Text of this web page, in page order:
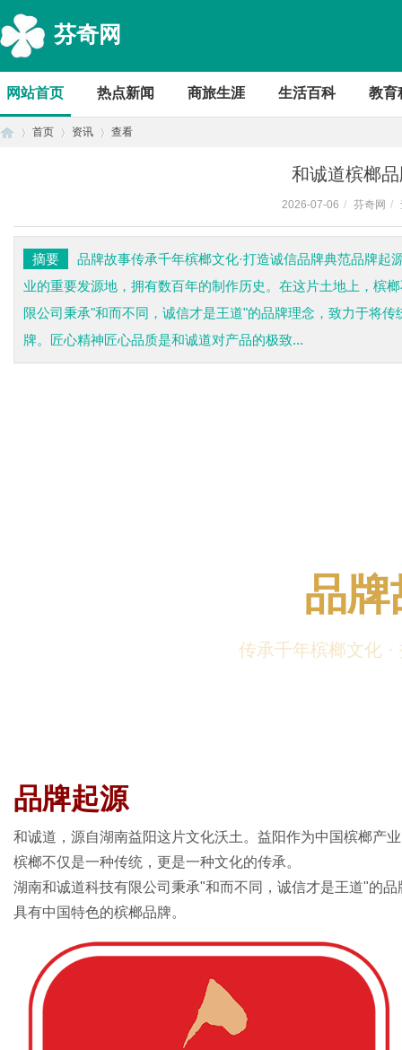
芬奇网
网站首页 热点新闻 商旅生涯 生活百科 教育
首页 资讯 查看
和诚道槟榔
2026-07-06 / 芬奇网 /
摘要
品牌故事传承千年槟榔文化·打造诚信品牌典范品牌
业的重要发源地，拥有数百年的制作历史。在这片土地上，槟
限公司秉承"和而不同，诚信才是王道"的品牌理念，致力于将
牌。匠心精神匠心品质是和诚道对产品的极致...
品牌
传承千年槟榔文化
品牌起源
和诚道，源自湖南益阳这片文化沃土。益阳作为中国槟榔产
槟榔不仅是一种传统，更是一种文化的传承。
湖南和诚道科技有限公司秉承"和而不同，诚信才是王道"的
具有中国特色的槟榔品牌。